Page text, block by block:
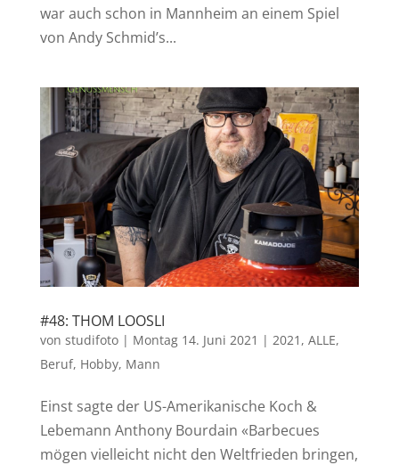
war auch schon in Mannheim an einem Spiel
von Andy Schmid’s...
#48: THOM LOOSLI
von studifoto| Montag 14. Juni 2021 | 2021 , ALLE,
Beruf, Hobby, Mann
Einst sagte der US-Amerikanische Koch &
Lebemann Anthony Bourdain «Barbecues
mögen vielleicht nicht den Weltfrieden bringen,